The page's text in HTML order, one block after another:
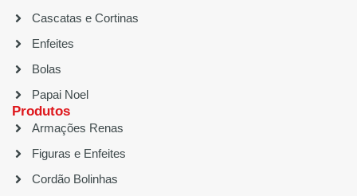
Cascatas e Cortinas
Enfeites
Bolas
Papai Noel
Produtos
Armações Renas
Figuras e Enfeites
Cordão Bolinhas